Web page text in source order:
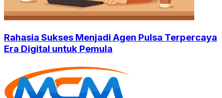
Rahasia Sukses Menjadi Agen Pulsa Terpercaya
Era Digital untuk Pemula